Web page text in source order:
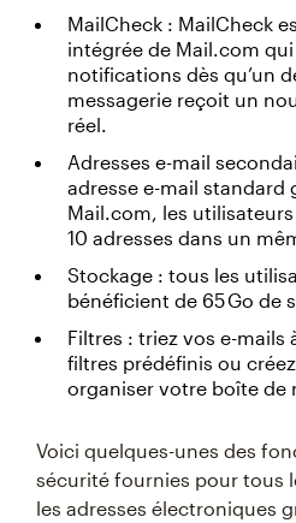
MailCheck : MailCheck
intégrée de Mail.com
notifications dès qu’un
messagerie reçoit un
réel.
Adresses e-mail
adresse e-mail standard
Mail.com, les
10 adresses dans un
Stockage : tous les
bénéficient de 65 Go de
Filtres : triez vos e-mails
filtres prédéfinis ou
organiser votre boîte de
Voici quelques-unes des
sécurité fournies pour tous
les adresses électroniques